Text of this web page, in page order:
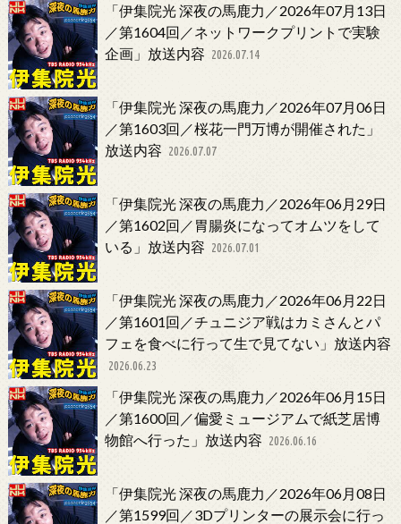
「伊集院光 深夜の馬鹿力／2026年07月13日
／第1604回／ネットワークプリントで実験
企画」放送内容 2026.07.14
「伊集院光 深夜の馬鹿力／2026年07月06日
／第1603回／桜花一門万博が開催された」
放送内容 2026.07.07
「伊集院光 深夜の馬鹿力／2026年06月29日
／第1602回／胃腸炎になってオムツをして
いる」放送内容 2026.07.01
「伊集院光 深夜の馬鹿力／2026年06月22日
／第1601回／チュニジア戦はカミさんとパ
フェを食べに行って生で見てない」放送内容
2026.06.23
「伊集院光 深夜の馬鹿力／2026年06月15日
／第1600回／偏愛ミュージアムで紙芝居博
物館へ行った」放送内容 2026.06.16
「伊集院光 深夜の馬鹿力／2026年06月08日
／第1599回／3Dプリンターの展示会に行っ